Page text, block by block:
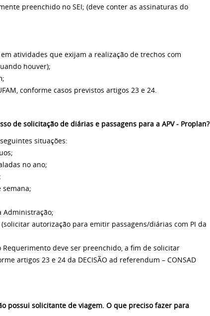
preenchido no SEI; (deve conter as assinaturas do
atividades que exijam a realização de trechos com
houver);
conforme casos previstos artigos 23 e 24.
de solicitação de diárias e passagens para a APV - Proplan?
situações:
no ano;
semana;
Administração;
autorização para emitir passagens/diárias com PI da
deve ser preenchido, a fim de solicitar
artigos 23 e 24 da DECISÃO ad referendum – CONSAD
possui solicitante de viagem. O que preciso fazer para